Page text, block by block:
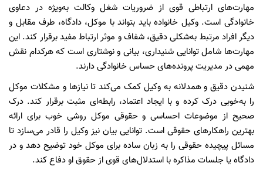
مهارت‌های ارتباطی قوی از ضروریات شغل وکالت به‌ویژه در دعاوی
خانوادگی است. وکیل خانواده باید بتواند با موکل، دادگاه، طرف مقابل و
دیگر افراد مرتبط به‌شکلی دقیق، شفاف و موثر ارتباط مفید برقرار کند. این
مهارت‌ها شامل توانایی شنیداری، بیانی و نوشتاری است که هرکدام نقش
مهمی در مدیریت پرونده‌های حساس خانوادگی دارند.
شنیدن دقیق و همدلانه به وکیل کمک می‌کند تا نیازها و مشکلات موکل
را به‌خوبی درک کرده و با ایجاد اعتماد، رابطه‌ای مثبت برقرار کند. درک
صحیح از موضوعات احساسی و حقوقی موکل روشی خوب برای ارائه
بهترین راهکارهای حقوقی است. توانایی بیان نیز وکیل را قادر می‌سازد تا
مسائل پیچیده حقوقی را به زبان ساده برای موکل خود توضیح دهد و در
دادگاه یا جلسات مذاکره با استدلال‌های قوی از حقوق او دفاع کند.